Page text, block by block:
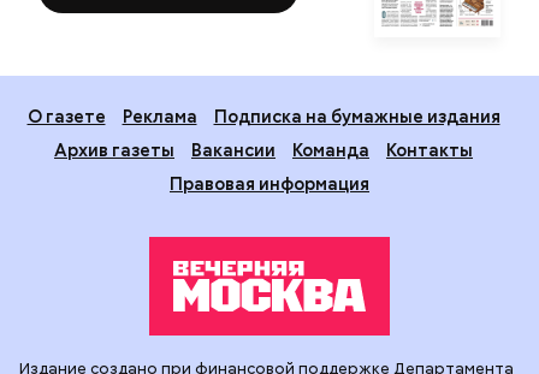
О газете Реклама
Подписка на бумажные издания
Архив газеты
Вакансии Команда
Контакты
Правовая информация
Издание создано при финансовой поддержке Департамента